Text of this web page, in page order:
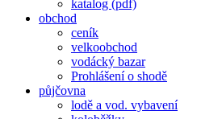
katalog (pdf)
obchod
ceník
velkoobchod
vodácký bazar
Prohlášení o shodě
půjčovna
lodě a vod. vybavení